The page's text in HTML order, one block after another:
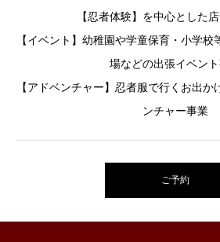
【忍者体験】を中心とした
【イベント】幼稚園や学童保育・小学
場などの出張イベン
【アドベンチャー】忍者服で行くお出
ンチャー事業
ご予約